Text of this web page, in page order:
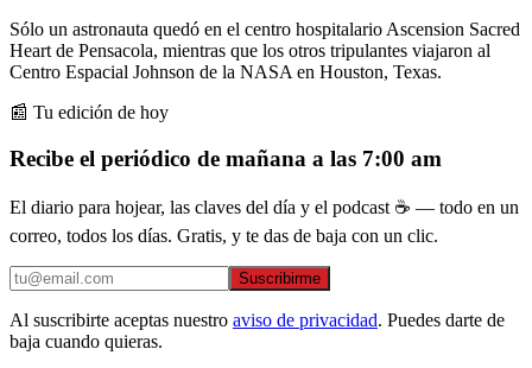
Sólo un astronauta quedó en el centro hospitalario Ascension Sacred
Heart de Pensacola, mientras que los otros tripulantes viajaron al
Centro Espacial Johnson de la NASA en Houston, Texas.
📰 Tu edición de hoy
Recibe el periódico de mañana a las 7:00 am
El diario para hojear, las claves del día y el podcast ☕ — todo en un
correo, todos los días. Gratis, y te das de baja con un clic.
Suscribirme
Al suscribirte aceptas nuestro aviso de privacidad. Puedes darte de
baja cuando quieras.